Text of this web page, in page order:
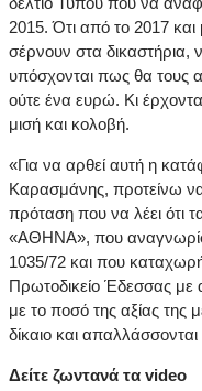
2015. Ότι από το 2017
σέρνουν στα δικαστήρια,
υπόσχονται πως θα τους
ούτε ένα ευρώ. Κι
μισή και κολοβή.
«Για να αρθεί αυτή η
Καρασμάνης, προτείνω
πρόταση που να λέει ότι
«ΑΘΗΝΑ», που
1035/72 και που
Πρωτοδικείο Έδεσσας με
με το ποσό της αξίας της
δίκαιο και
Δείτε ζωντανά τα video